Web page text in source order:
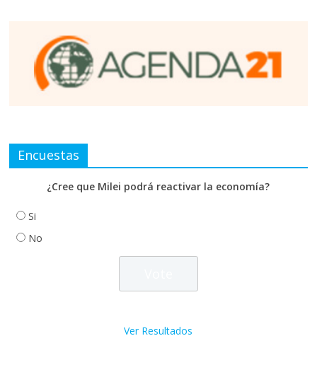
Encuestas
¿Cree que Milei podrá reactivar la economía?
Si
No
Ver Resultados